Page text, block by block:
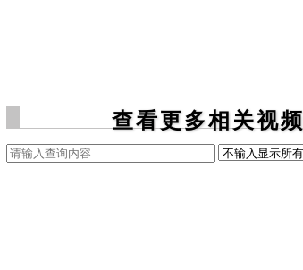
查看更多相关视频